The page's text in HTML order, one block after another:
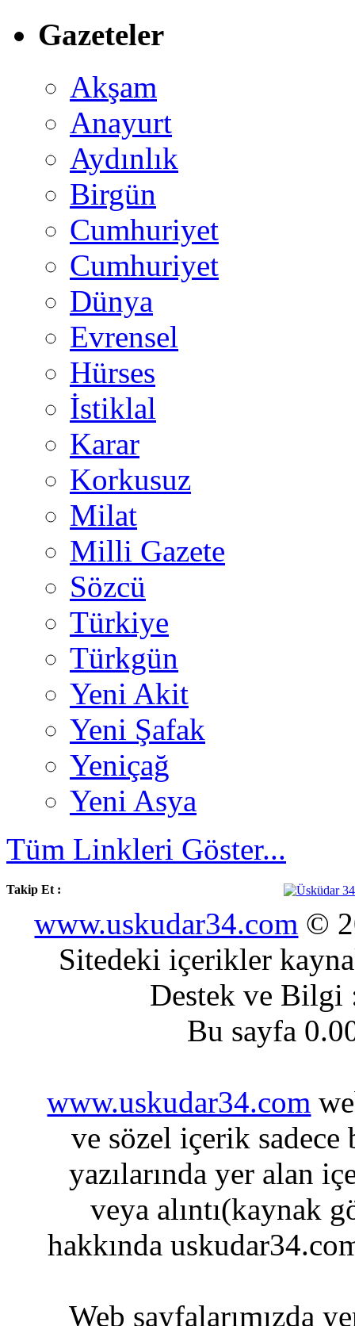
Gazeteler
Akşam
Anayurt
Aydınlık
Birgün
Cumhuriyet
Cumhuriyet
Dünya
Evrensel
Hürses
İstiklal
Karar
Korkusuz
Milat
Milli Gazete
Sözcü
Türkiye
Türkgün
Yeni Akit
Yeni Şafak
Yeniçağ
Yeni Asya
Tüm Linkleri Göster...
Takip Et :
www.uskudar34.com ©
Sitedeki içerikler
Destek ve
Bu sayfa
www.uskudar34.com
ve sözel içerik sadece
yazılarında yer alan
veya alıntı(kaynak
hakkında
Web sayfalarımızda